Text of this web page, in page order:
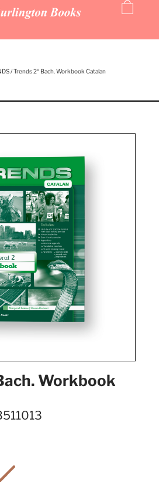
/ Trends 2º Bach. Workbook Catalan
Workbook